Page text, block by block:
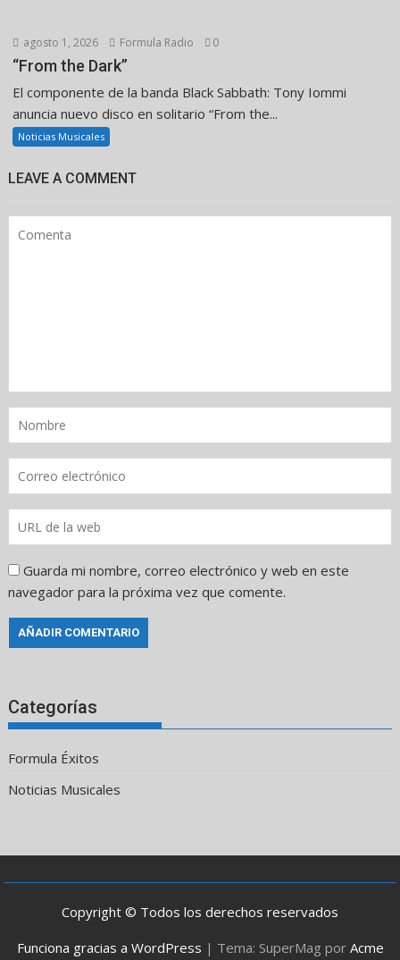
agosto 1, 2026 Formula Radio 0
“From the Dark”
El componente de la banda Black Sabbath: Tony Iommi
anuncia nuevo disco en solitario “From the...
Noticias Musicales
LEAVE A COMMENT
Guarda mi nombre, correo electrónico y web en este
navegador para la próxima vez que comente.
Categorías
Formula Éxitos
Noticias Musicales
Copyright © Todos los derechos reservados
Funciona gracias a WordPress | Tema: SuperMag por Acme